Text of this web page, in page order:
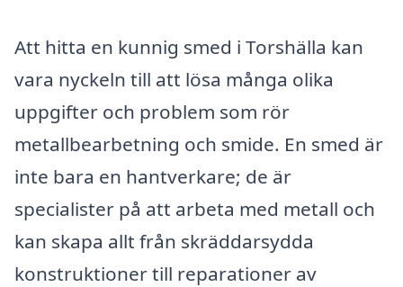
Att hitta en kunnig smed i Torshälla kan
vara nyckeln till att lösa många olika
uppgifter och problem som rör
metallbearbetning och smide. En smed är
inte bara en hantverkare; de är
specialister på att arbeta med metall och
kan skapa allt från skräddarsydda
konstruktioner till reparationer av